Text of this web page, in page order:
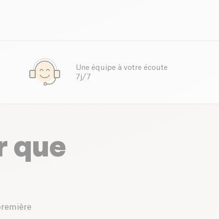
Une équipe à votre écoute
7j/7
que